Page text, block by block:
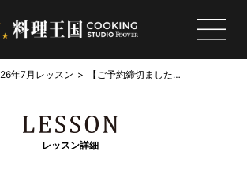
26年7月レッスン
【ご予約締切ました】
ミニ会席で学ぶ、流
れ・器・もてなしの美
学〜 【1ドリンク付き
♪】
レッスン詳細